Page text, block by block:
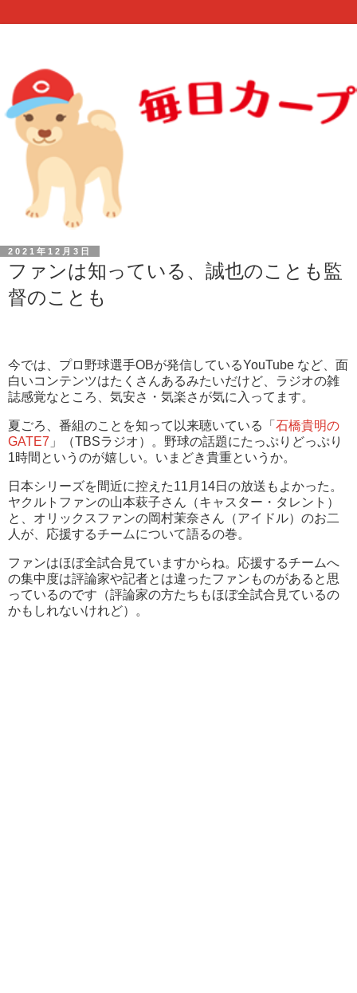
2021年12月3日
ファンは知っている、誠也のことも監
督のことも
今では、プロ野球選手OBが発信しているYouTube など、面
白いコンテンツはたくさんあるみたいだけど、ラジオの雑
誌感覚なところ、気安さ・気楽さが気に入ってます。
夏ごろ、番組のことを知って以来聴いている「 石橋貴明の
GATE7 」（TBSラジオ）。野球の話題にたっぷりどっぷり
1時間というのが嬉しい。いまどき貴重というか。
日本シリーズを間近に控えた11月14日の放送もよかった。
ヤクルトファンの山本萩子さん（キャスター・タレント）
と、オリックスファンの岡村茉奈さん（アイドル）のお二
人が、応援するチームについて語るの巻。
ファンはほぼ全試合見ていますからね。応援するチームへ
の集中度は評論家や記者とは違ったファンものがあると思
っているのです（評論家の方たちもほぼ全試合見ているの
かもしれないけれど）。